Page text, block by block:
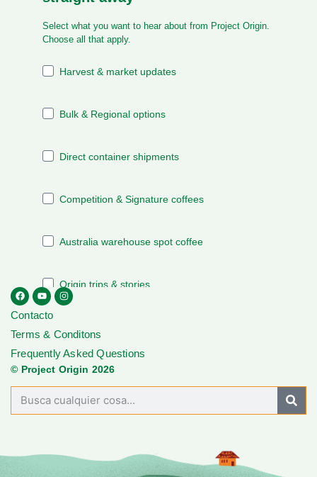
Contacto
Terms & Conditons
Frequently Asked Questions
© Project Origin 2026